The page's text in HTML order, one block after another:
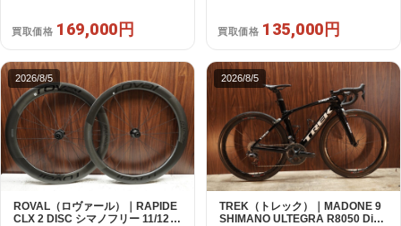
買取価格 169,000円 買取価格 135,000円
2026/8/5
ROVAL（ロヴァール）｜RAPIDE
CLX 2 DISC シマノフリー 11/12s
2026/8/5
TREK（トレック）｜MADONE 9
SHIMANO ULTEGRA R8050 Di2